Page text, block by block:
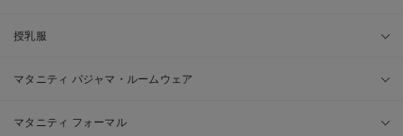
授乳服
マタニティ パジャマ・ルームウェア
マタニティ フォーマル